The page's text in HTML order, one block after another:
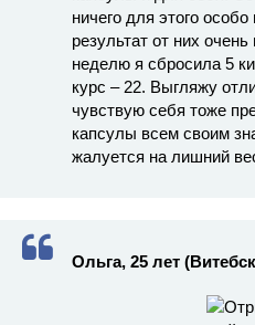
ничего для этого
результат от них
неделю я сбросила 5
курс – 22. Выгляжу
чувствую себя тоже
капсулы всем своим
жалуется на лишний
Ольга, 25 лет